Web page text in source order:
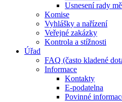
Usnesení rady
Komise
Vyhlášky a nařízení
Veřejné zakázky
Kontrola a stížnosti
Úřad
FAQ (často kladené
Informace
Kontakty
E-podatelna
Povinné